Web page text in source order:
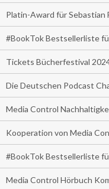
Platin-Award für Sebastian
#BookTok Bestsellerliste
Tickets Bücherfestival
Die Deutschen Podcast
Media Control
Kooperation von Media
#BookTok Bestsellerliste
Media Control Hörbuch